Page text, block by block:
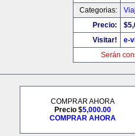
Categorias:
Precio:
Visitar!
e-
Serán
COMPRAR AHORA
Precio $5,000.00
COMPRAR AHORA